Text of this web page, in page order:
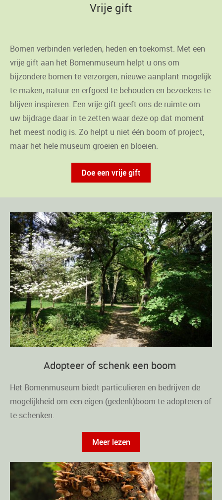
Vrije gift
Bomen verbinden verleden, heden en toekomst. Met een
vrije gift aan het Bomenmuseum helpt u ons om
bijzondere bomen te verzorgen, nieuwe aanplant mogelijk
te maken, natuur en erfgoed te behouden en bezoekers te
blijven inspireren. Een vrije gift geeft ons de ruimte om
uw bijdrage daar in te zetten waar deze op dat moment
het meest nodig is. Zo helpt u niet één boom of project,
maar het hele museum groeien en bloeien.
Doe een vrije gift
Adopteer of schenk een boom
Het Bomenmuseum biedt particulieren en bedrijven de
mogelijkheid om een eigen (gedenk)boom te adopteren of
te schenken.
Meer lezen